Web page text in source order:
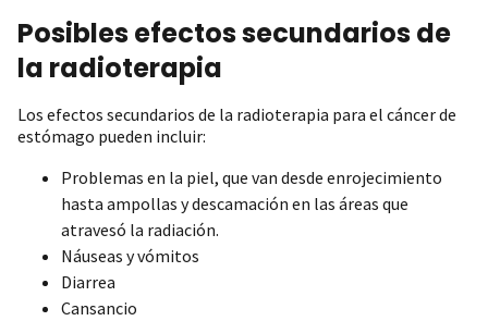
Posibles efectos secundarios de
la radioterapia
Los efectos secundarios de la radioterapia para el cáncer de
estómago pueden incluir:
Problemas en la piel, que van desde enrojecimiento
hasta ampollas y descamación en las áreas que
atravesó la radiación.
Náuseas y vómitos
Diarrea
Cansancio